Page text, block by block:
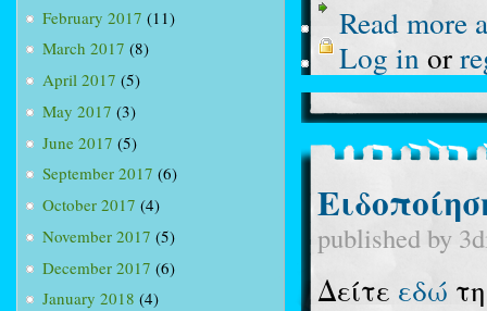
February 2017 (11)
March 2017 (8)
April 2017 (5)
May 2017 (3)
June 2017 (5)
September 2017 (6)
October 2017 (4)
November 2017 (5)
December 2017 (6)
January 2018 (4)
Read more
Log inor
published by
Δείτε εδώ